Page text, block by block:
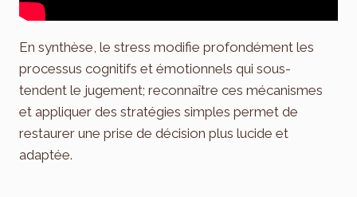
En synthèse, le stress modifie profondément les
processus cognitifs et émotionnels qui sous-
tendent le jugement; reconnaître ces mécanismes
et appliquer des stratégies simples permet de
restaurer une prise de décision plus lucide et
adaptée.